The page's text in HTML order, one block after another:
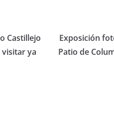
Castillejo
visitar ya
Exposición
Patio de